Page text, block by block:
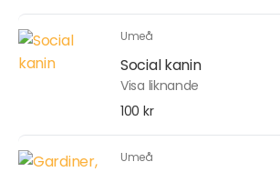
Umeå
Social kanin
Visa liknande
100 kr
Umeå